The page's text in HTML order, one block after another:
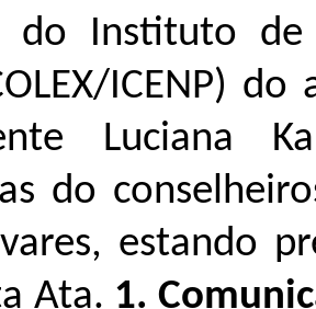
do Instituto
ICENP)
Luciana
do
, estando
Ata. 1.